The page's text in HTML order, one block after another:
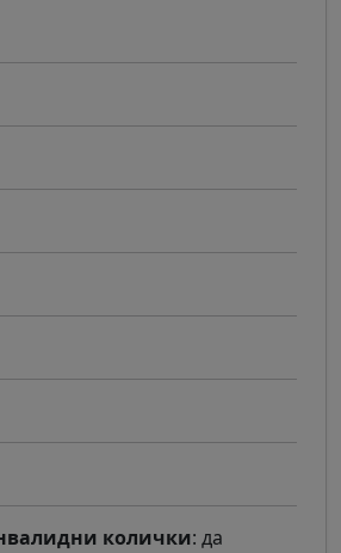
колички: да